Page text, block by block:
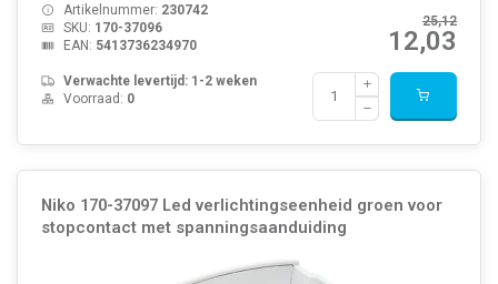
25,12
12,03
Artikelnummer: 230742
SKU: 170-37096
EAN: 5413736234970
Verwachte levertijd: 1-2 weken
Voorraad: 0
Niko 170-37097 Led verlichtingseenheid groen voor
stopcontact met spanningsaanduiding